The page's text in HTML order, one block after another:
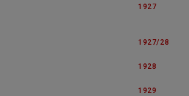
1927
1927/28
1928
1929